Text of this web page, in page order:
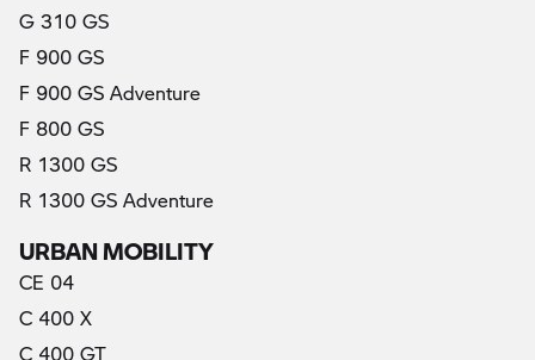
G 310 GS
F 900 GS
F 900 GS Adventure
F 800 GS
R 1300 GS
R 1300 GS Adventure
URBAN MOBILITY
CE 04
C 400 X
C 400 GT